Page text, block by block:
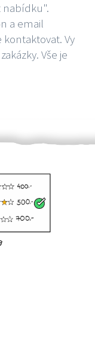
a email
Vy
Vše je